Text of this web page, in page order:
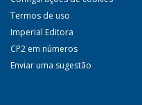
Termos de uso
Imperial Editora
CP2 em números
Enviar uma sugestão